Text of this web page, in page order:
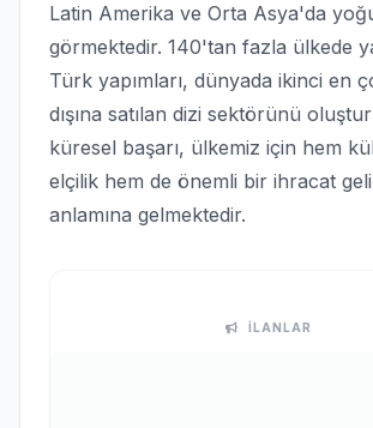
Latin Amerika ve Orta Asya'da
görmektedir. 140'tan fazla ülkede
Türk yapımları, dünyada ikinci en
dışına satılan dizi sektörünü
küresel başarı, ülkemiz için hem
elçilik hem de önemli bir ihracat
anlamına gelmektedir.
İLANLAR